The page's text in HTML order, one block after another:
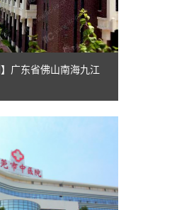
广东省佛山南海九江